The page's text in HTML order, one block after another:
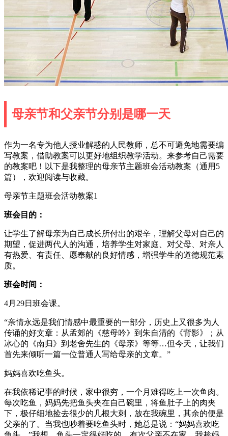
母亲节和父亲节分别是哪一天
作为一名专为他人授业解惑的人民教师，总不可避免地需要编
写教案，借助教案可以更好地组织教学活动。来参考自己需要
的教案吧！以下是我整理的母亲节主题班会活动教案（通用5
篇），欢迎阅读与收藏。
母亲节主题班会活动教案1
班会目的：
让学生了解母亲为自己成长所付出的艰辛，理解父母对自己的
期望，促进两代人的沟通，培养学生对家庭、对父母、对亲人
有热爱、有责任、愿奉献的良好情感，增强学生的道德规范素
质。
班会时间：
4月29日班会课。
“亲情永远是我们情感中最重要的一部分，历史上又很多为人
传诵的好文章：从孟郊的《慈母吟》到朱自清的《背影》；从
冰心的《南归》到老舍先生的《母亲》等等…但今天，让我们
首先来倾听一篇一位普通人写给母亲的文章。”
妈妈喜欢吃鱼头。
在我依稀记事的时候，家中很穷，一个月难得吃上一次鱼肉。
每次吃鱼，妈妈先把鱼头夹在自己碗里，将鱼肚子上的肉夹
下，极仔细地捡去很少的几根大刺，放在我碗里，其余的便是
父亲的了。当我也吵着要吃鱼头时，她总是说：“妈妈喜欢吃